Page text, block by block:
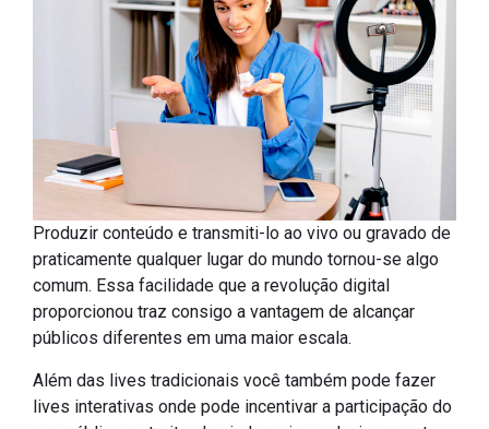
Produzir conteúdo e transmiti-lo ao vivo ou gravado de
praticamente qualquer lugar do mundo tornou-se algo
comum. Essa facilidade que a revolução digital
proporcionou traz consigo a vantagem de alcançar
públicos diferentes em uma maior escala.
Além das lives tradicionais você também pode fazer
lives interativas onde pode incentivar a participação do